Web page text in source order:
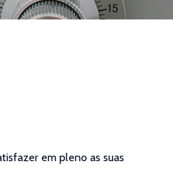
em pleno as suas